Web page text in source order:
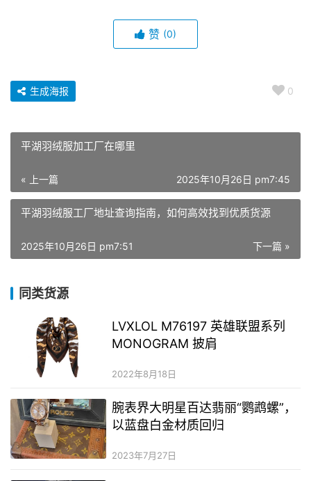
赞 (0)
0
生成海报
平湖羽绒服加工厂在哪里
« 上一篇 2025年10月26日 pm7:45
平湖羽绒服工厂地址查询指南，如何高效找到优质货源
下一篇 »
2025年10月26日 pm7:51
同类货源
LVXLOL M76197 英雄联盟系列
MONOGRAM 披肩
2022年8月18日
腕表界大明星百达翡丽“鹦鹉螺”，
以蓝盘白金材质回归
2023年7月27日